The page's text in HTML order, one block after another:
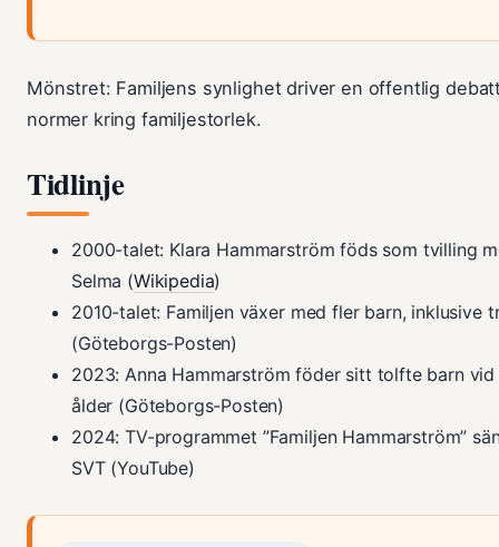
Mönstret: Familjens synlighet driver en offentlig
normer kring familjestorlek.
Tidlinje
2000-talet: Klara Hammarström föds som tvilling
Selma (Wikipedia)
2010-talet: Familjen växer med fler barn, inklusive
(Göteborgs-Posten)
2023: Anna Hammarström föder sitt tolfte barn
ålder (Göteborgs-Posten)
2024: TV-programmet ”Familjen Hammarström”
SVT (YouTube)